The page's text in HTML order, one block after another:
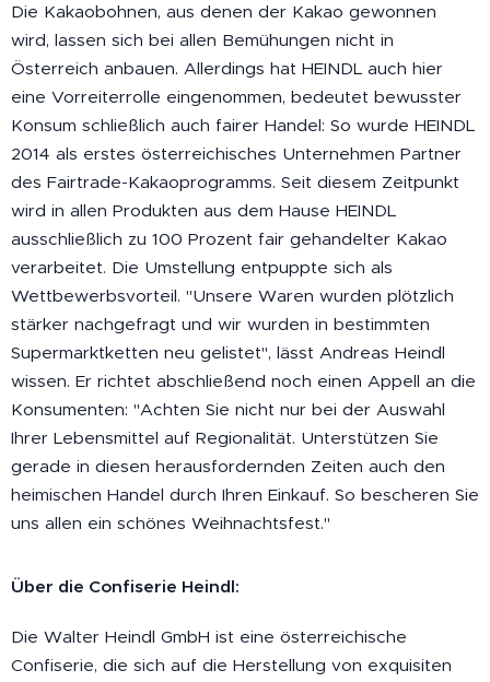
Die Kakaobohnen, aus denen der Kakao gewonnen
wird, lassen sich bei allen Bemühungen nicht in
Österreich anbauen. Allerdings hat HEINDL auch hier
eine Vorreiterrolle eingenommen, bedeutet bewusster
Konsum schließlich auch fairer Handel: So wurde HEINDL
2014 als erstes österreichisches Unternehmen Partner
des Fairtrade-Kakaoprogramms. Seit diesem Zeitpunkt
wird in allen Produkten aus dem Hause HEINDL
ausschließlich zu 100 Prozent fair gehandelter Kakao
verarbeitet. Die Umstellung entpuppte sich als
Wettbewerbsvorteil. "Unsere Waren wurden plötzlich
stärker nachgefragt und wir wurden in bestimmten
Supermarktketten neu gelistet", lässt Andreas Heindl
wissen. Er richtet abschließend noch einen Appell an die
Konsumenten: "Achten Sie nicht nur bei der Auswahl
Ihrer Lebensmittel auf Regionalität. Unterstützen Sie
gerade in diesen herausfordernden Zeiten auch den
heimischen Handel durch Ihren Einkauf. So bescheren Sie
uns allen ein schönes Weihnachtsfest."
Über die Confiserie Heindl:
Die Walter Heindl GmbH ist eine österreichische
Confiserie, die sich auf die Herstellung von exquisiten